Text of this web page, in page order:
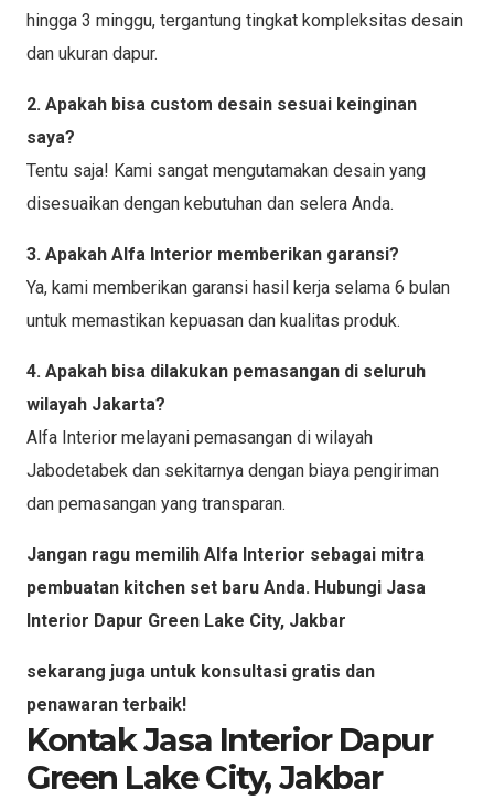
hingga 3 minggu, tergantung tingkat kompleksitas desain
dan ukuran dapur.
2. Apakah bisa custom desain sesuai keinginan
saya?
Tentu saja! Kami sangat mengutamakan desain yang
disesuaikan dengan kebutuhan dan selera Anda.
3. Apakah Alfa Interior memberikan garansi?
Ya, kami memberikan garansi hasil kerja selama 6 bulan
untuk memastikan kepuasan dan kualitas produk.
4. Apakah bisa dilakukan pemasangan di seluruh
wilayah Jakarta?
Alfa Interior melayani pemasangan di wilayah
Jabodetabek dan sekitarnya dengan biaya pengiriman
dan pemasangan yang transparan.
Jangan ragu memilih Alfa Interior sebagai mitra
pembuatan kitchen set baru Anda. Hubungi Jasa
Interior Dapur Green Lake City, Jakbar
sekarang juga untuk konsultasi gratis dan
penawaran terbaik!
Kontak Jasa Interior Dapur
Green Lake City, Jakbar